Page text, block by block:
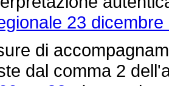
23
di
dal comma 2